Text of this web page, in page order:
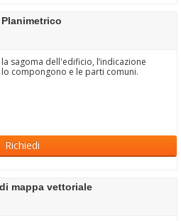
sagoma dell'edificio, l’indicazione
compongono e le parti comuni.
Richiedi
mappa vettoriale